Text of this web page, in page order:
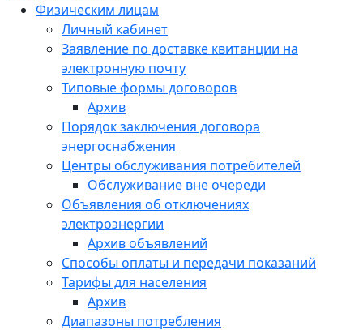
Физическим лицам
Личный кабинет
Заявление по доставке квитанции на
электронную почту
Типовые формы договоров
Архив
Порядок заключения договора
энергоснабжения
Центры обслуживания потребителей
Обслуживание вне очереди
Объявления об отключениях
электроэнергии
Архив объявлений
Способы оплаты и передачи показаний
Тарифы для населения
Архив
Диапазоны потребления